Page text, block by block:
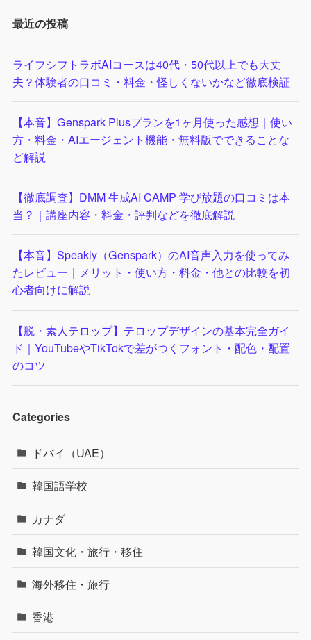
最近の投稿
ライフシフトラボAIコースは40代・50代以上でも大丈
夫？体験者の口コミ・料金・怪しくないかなど徹底検証
【本音】Genspark Plusプランを1ヶ月使った感想｜使い
方・料金・AIエージェント機能・無料版でできることな
ど解説
【徹底調査】DMM 生成AI CAMP 学び放題の口コミは本
当？｜講座内容・料金・評判などを徹底解説
【本音】Speakly（Genspark）のAI音声入力を使ってみ
たレビュー｜メリット・使い方・料金・他との比較を初
心者向けに解説
【脱・素人テロップ】テロップデザインの基本完全ガイ
ド｜YouTubeやTikTokで差がつくフォント・配色・配置
のコツ
Categories
ドバイ（UAE）
韓国語学校
カナダ
韓国文化・旅行・移住
海外移住・旅行
香港